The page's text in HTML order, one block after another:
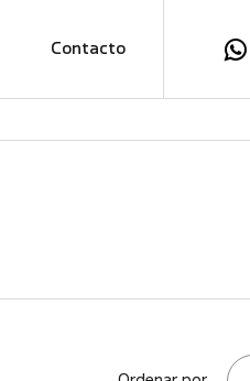
Contacto